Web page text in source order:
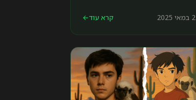
2 במאי 2025 קרא עוד←